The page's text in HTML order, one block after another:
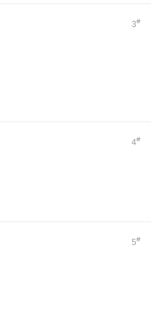
3#
4#
5#